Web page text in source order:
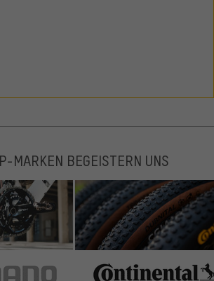
MARKEN BEGEISTERN UNS